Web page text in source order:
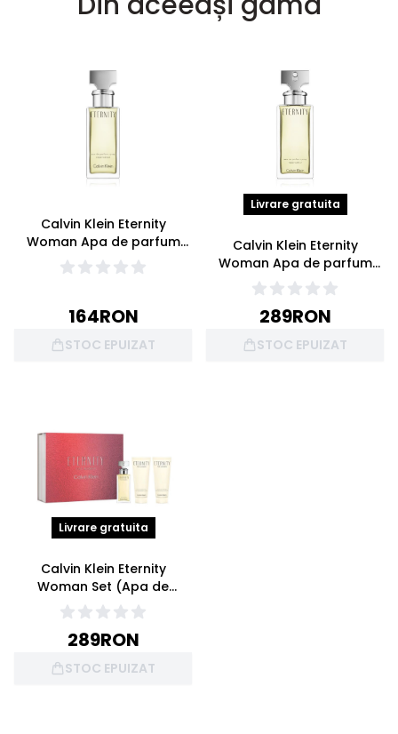
Calvin Klein Eternity
Woman Apa de parfum
30ml
164RON
STOC EPUIZAT
Livrare gratuita
Calvin Klein Eternity
Woman Apa de parfum
50ml
289RON
STOC EPUIZAT
Livrare gratuita
Calvin Klein Eternity
Woman Set (Apa de
parfum 50ml + Lotiune
Corp 100ml + Gel de dus
100ml)
289RON
STOC EPUIZAT